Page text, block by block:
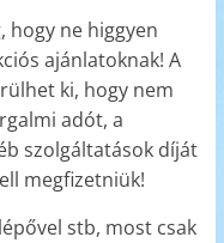
hogy ne higgyen
ajánlatoknak! A
ki, hogy nem
adót, a
szolgáltatások díját
megfizetniük!
stb, most csak